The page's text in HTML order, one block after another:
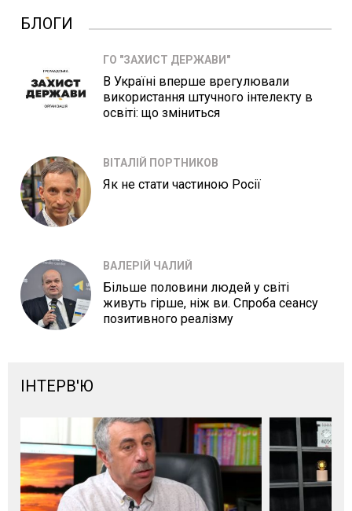
БЛОГИ
ГО "ЗАХИСТ ДЕРЖАВИ"
В Україні вперше врегулювали
використання штучного інтелекту в
освіті: що зміниться
ВІТАЛІЙ ПОРТНИКОВ
Як не стати частиною Росії
ВАЛЕРІЙ ЧАЛИЙ
Більше половини людей у світі
живуть гірше, ніж ви. Спроба сеансу
позитивного реалізму
ІНТЕРВ'Ю